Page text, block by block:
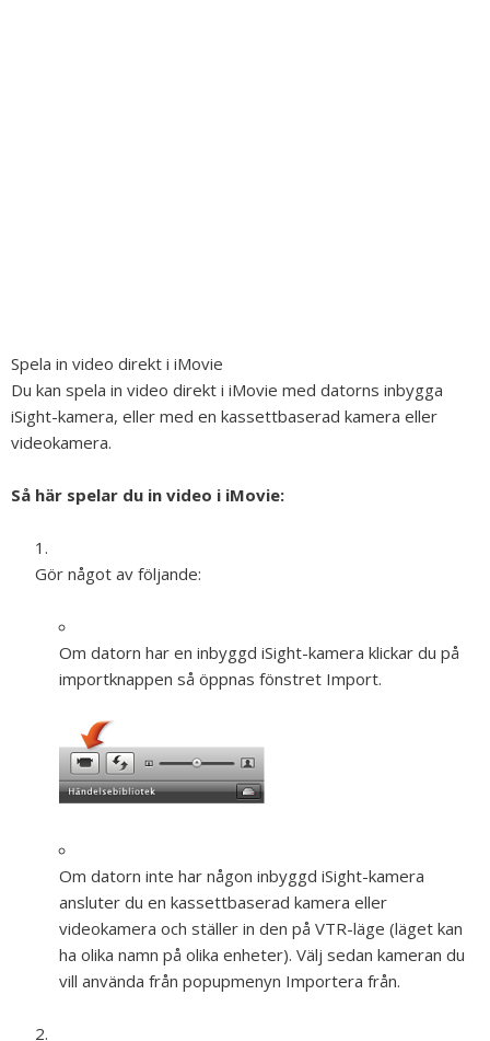
Spela in video direkt i iMovie
Du kan spela in video direkt i iMovie med datorns inbygga
iSight-kamera, eller med en kassettbaserad kamera eller
videokamera.
Så här spelar du in video i iMovie:
Gör något av följande:
Om datorn har en inbyggd iSight-kamera klickar du på
importknappen så öppnas fönstret Import.
Om datorn inte har någon inbyggd iSight-kamera
ansluter du en kassettbaserad kamera eller
videokamera och ställer in den på VTR-läge (läget kan
ha olika namn på olika enheter). Välj sedan kameran du
vill använda från popupmenyn Importera från.